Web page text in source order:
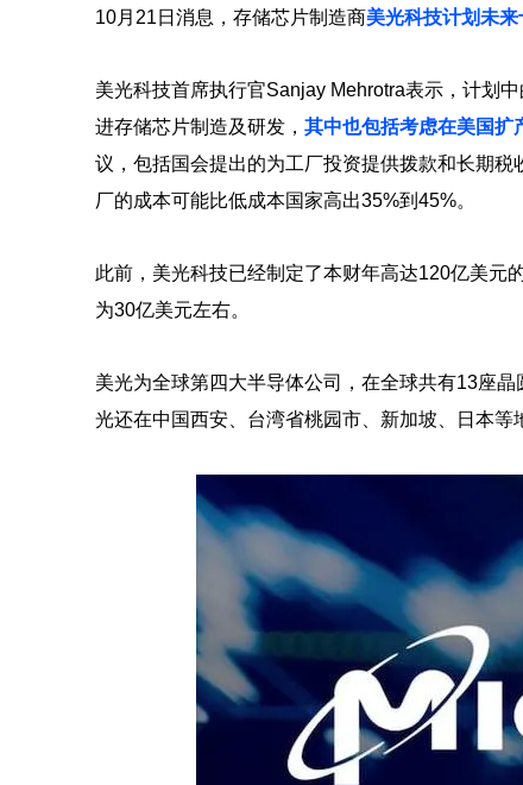
10月21日消息，存储芯片制造商美光科技计划未
美光科技首席执行官Sanjay Mehrotra表示，计划
进存储芯片制造及研发， 其中也包括考虑在美国扩
议，包括国会提出的为工厂投资提供拨款和长期
厂的成本可能比低成本国家高出35%到45%。
此前，美光科技已经制定了本财年高达120亿美元
为30亿美元左右。
美光为全球第四大半导体公司，在全球共有13座
光还在中国西安、台湾省桃园市、新加坡、日本等